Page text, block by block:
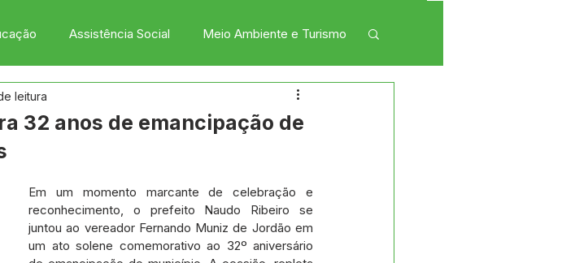
Assistência Social Meio Ambiente e Turismo
e Finanças Campanhas
Civil
Dengue e Malária Concurso No gabinete
32 anos de emancipação de
leitura
Em um momento marcante de celebração e
reconhecimento, o prefeito Naudo Ribeiro se
juntou ao vereador Fernando Muniz de Jordão em
um ato solene comemorativo ao 32º aniversário